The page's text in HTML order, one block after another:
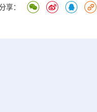
享：